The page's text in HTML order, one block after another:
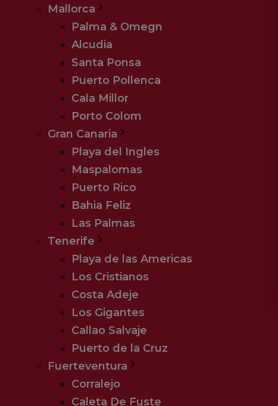
Mallorca
Palma & Omegn
Alcudia
Santa Ponsa
Puerto Pollenca
Cala Millor
Porto Colom
Gran Canaria
Playa del Ingles
Maspalomas
Puerto Rico
Bahia Feliz
Las Palmas
Tenerife
Playa de las Americas
Los Cristianos
Costa Adeje
Los Gigantes
Callao Salvaje
Puerto de la Cruz
Fuerteventura
Corralejo
Caleta De Fuste